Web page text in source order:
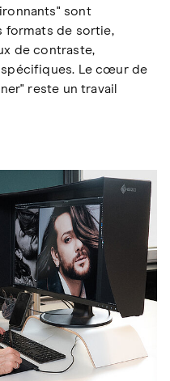
sont
formats de sortie,
de contraste,
Le cœur de
reste un travail